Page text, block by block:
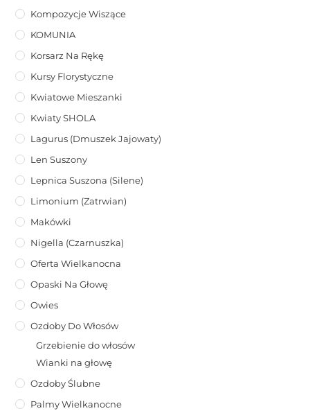
Kompozycje Wiszące
KOMUNIA
Korsarz Na Rękę
Kursy Florystyczne
Kwiatowe Mieszanki
Kwiaty SHOLA
Lagurus (dmuszek Jajowaty)
Len Suszony
Lepnica Suszona (Silene)
Limonium (zatrwian)
Makówki
Nigella (Czarnuszka)
Oferta Wielkanocna
Opaski Na Głowę
Owies
Ozdoby Do Włosów
Grzebienie do włosów
Wianki na głowę
Ozdoby Ślubne
Palmy Wielkanocne